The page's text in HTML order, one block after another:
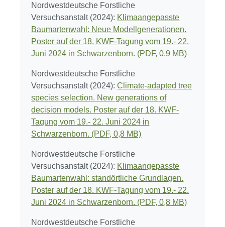
Nordwestdeutsche Forstliche
Versuchsanstalt (2024): Klimaangepasste
Baumartenwahl: Neue Modellgenerationen.
Poster auf der 18. KWF-Tagung vom 19.- 22.
Juni 2024 in Schwarzenborn. (PDF, 0,9 MB)
Nordwestdeutsche Forstliche
Versuchsanstalt (2024):Climate-adapted tree
species selection. New generations of
decision models. Poster auf der 18. KWF-
Tagung vom 19.- 22. Juni 2024 in
Schwarzenborn. (PDF, 0,8 MB)
Nordwestdeutsche Forstliche
Versuchsanstalt (2024): Klimaangepasste
Baumartenwahl: standörtliche Grundlagen.
Poster auf der 18. KWF-Tagung vom 19.- 22.
Juni 2024 in Schwarzenborn. (PDF, 0,8 MB)
Nordwestdeutsche Forstliche